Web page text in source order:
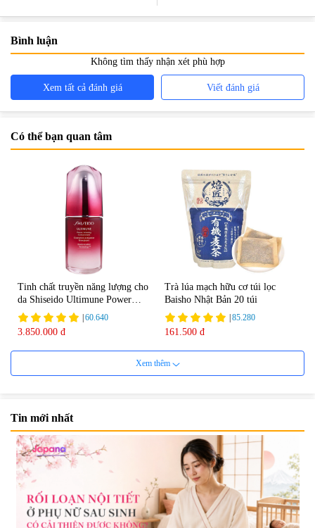
Bình luận
Không tìm thấy nhận xét phù hợp
Xem tất cả đánh giá Viết đánh giá
Có thể bạn quan tâm
Tinh chất truyền năng lượng cho
da Shiseido Ultimune Power
75ml
60.640
3.850.000 đ
Trà lúa mạch hữu cơ túi lọc
Baisho Nhật Bản 20 túi
85.280
161.500 đ
Viên uống bổ não Ribeto Shoji
Ichoha Ekisu Plus - 90 viên
57.920
1.450.000 đ
Viên nang uống cải thiện thị lực,
trí nhớ DHA + EPA + Flaxseed
Oil 30 viên/gói - Date 02/2027
|52.346
225.000 đ
Xem thêm
Tin mới nhất